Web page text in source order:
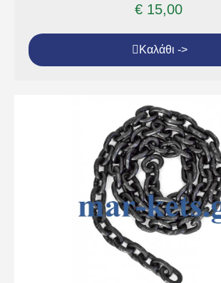
€15,00
Καλάθι ->